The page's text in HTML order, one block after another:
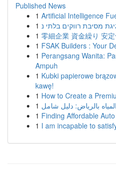
Published News
1 Artificial Intelligence
1
1 零細企業 資金繰り 安
1 FSAK Builders : Your
1 Perangsang Wanita:
Ampuh
1 Kubki papierowe
kawę!
1 How to Create a
1 بالرياض: دليل شامل
1 Finding Affordable
1 I am incapable to